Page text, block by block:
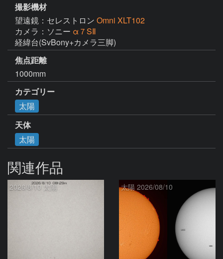
撮影機材
望遠鏡：セレストロン Omni XLT102
カメラ：ソニー α７SⅡ
経緯台(SvBony+カメラ三脚)
焦点距離
1000mm
カテゴリー
太陽
天体
太陽
関連作品
2026/8/10 太陽 太陽 2026/08/10